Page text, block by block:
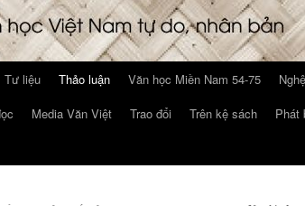
Tư liệu Thảo luận Văn học Miền Nam 54-75
Media Văn Việt Trao đổi Trên kệ sách
Phát